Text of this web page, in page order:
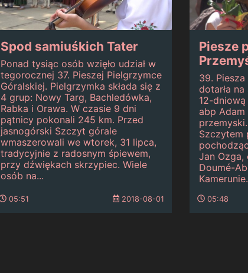
Spod samiuśkich Tater
Ponad tysiąc osób wzięło udział w
tegorocznej 37. Pieszej Pielgrzymce
Góralskiej. Pielgrzymka składa się z
4 grup: Nowy Targ, Bachledówka,
Rabka i Orawa. W czasie 9 dni
pątnicy pokonali 245 km. Przed
jasnogórski Szczyt górale
wmaszerowali we wtorek, 31 lipca,
tradycyjnie z radosnym śpiewem,
przy dźwiękach skrzypiec. Wiele
osób na...
05:51 2018-08-01
Piesze
39.
dotarła
12-
abp
Szczytem
Jan Ozga,
Doumé-
Kamerunie.
05:48